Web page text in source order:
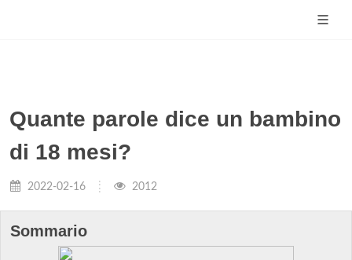
Quante parole dice un bambino
di 18 mesi?
2022-02-16 2012
Sommario